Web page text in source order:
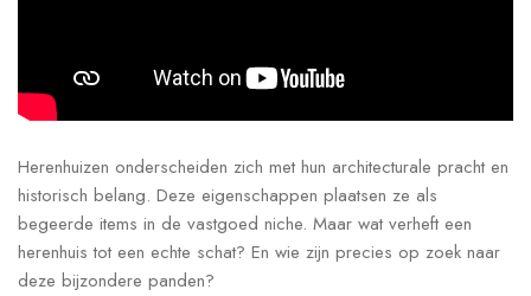
Herenhuizen onderscheiden zich met hun architecturale pracht en
historisch belang. Deze eigenschappen plaatsen ze als
begeerde items in de vastgoed niche. Maar wat verheft een
herenhuis tot een echte schat? En wie zijn precies op zoek naar
deze bijzondere panden?